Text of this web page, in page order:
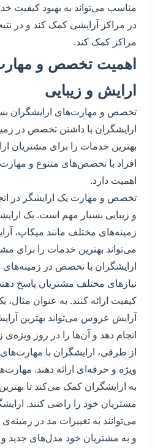
مناسب می‌تواند به بهبود کیفیت
در مراکز آرایشی کمک کند و در
مراکز کمک کند.
اهمیت تخصص و
ارایش و زیبایی
تخصص و مهارت‌های ارایشگران
ارایشگران با داشتن تخصص در
بهترین خدمات را برای مشتریان
افراد با تخصص‌های متنوع و
اهمیت دارد.
تخصص و مهارت یک ارایشگر در
و زیبایی بسیار مهم است. یک
زمینه‌های مختلف مانند میکاپ،
می‌تواند بهترین خدمات را برای
ارایشگران با تخصص در زمینه‌های
نیازهای مختلف مشتریان پاسخ
کیفیت ارائه کنند. به عنوان
آرایش عروس می‌تواند بهترین
انجام دهد و آن‌ها را در روز ویژه‌ی
از طرفی، ارایشگران با مهارت‌های
ویژه و حرفه‌ای ارائه دهند.
به ارایشگران کمک می‌کند تا
مشتریان خود را راضی کنند.
می‌توانند به تغییرات مد در
و به مشتریان خود مدل‌های جدید و